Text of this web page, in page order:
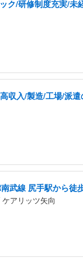
ク/研修制度充実/未
収入/製造/工場/派遣
武線 尻手駅から
アリッツ矢向